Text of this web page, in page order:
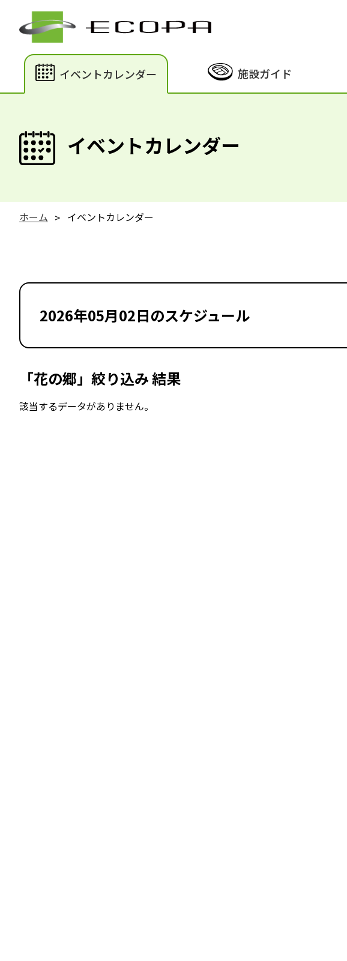
イベントカレンダー 施設ガイド
イベントカレンダー
ホーム イベントカレンダー
2026年05月02日のスケジュール
「花の郷」絞り込み 結果
該当するデータがありません。